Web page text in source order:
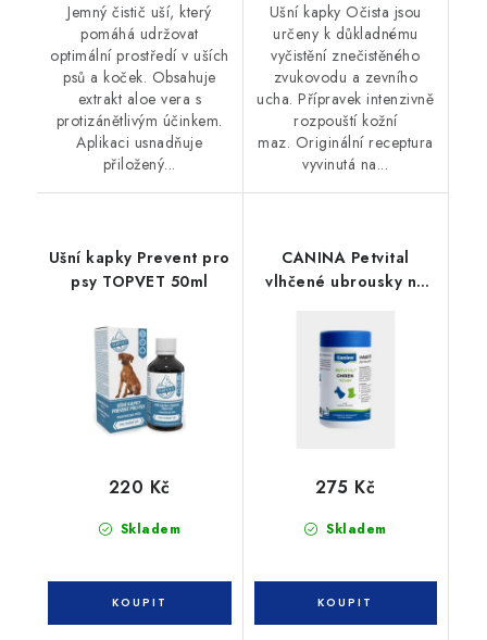
Jemný čistič uší, který
pomáhá udržovat
optimální prostředí v uších
psů a koček. Obsahuje
extrakt aloe vera s
protizánětlivým účinkem.
Aplikaci usnadňuje
přiložený...
Ušní kapky Očista jsou
určeny k důkladnému
vyčistění znečistěného
zvukovodu a zevního
ucha. Přípravek intenzivně
rozpouští kožní
maz. Originální receptura
vyvinutá na...
Ušní kapky Prevent pro
psy TOPVET 50ml
Skladem
220 Kč
CANINA Petvital
vlhčené ubrousky na
Skladem
275 Kč